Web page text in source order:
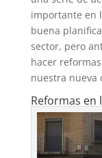
importante en
buena
sector, pero
hacer
nuestra nueva
Reformas en